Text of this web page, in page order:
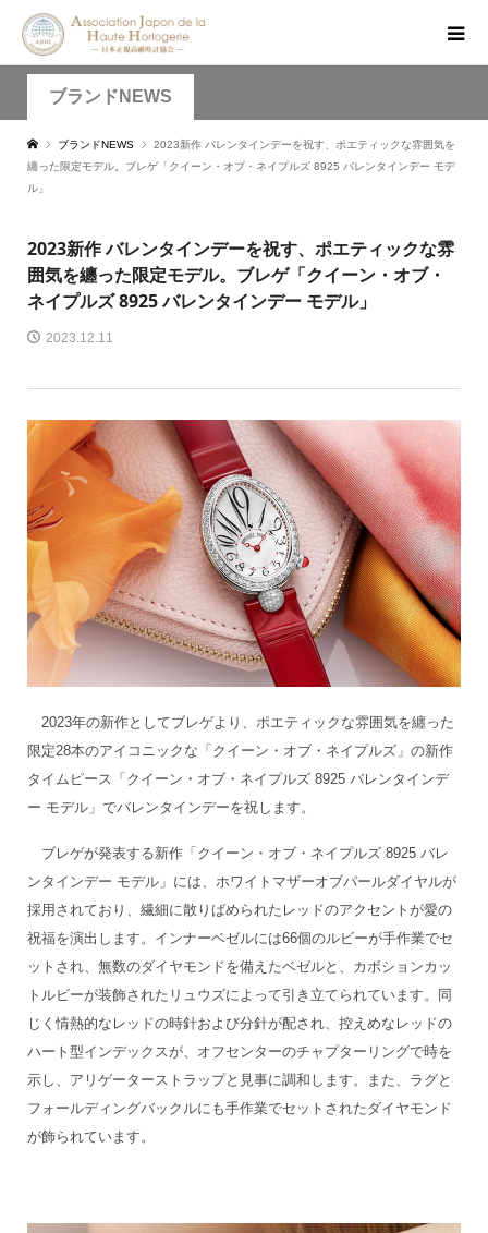
ブランドNEWS
ブランドNEWS
2023新作 バレンタインデーを祝す、ポエティックな雰囲気を
纏った限定モデル。ブレゲ「クイーン・オブ・ネイプルズ 8925 バレンタインデー モデ
ル」
2023新作 バレンタインデーを祝す、ポエティックな雰
囲気を纏った限定モデル。ブレゲ「クイーン・オブ・
ネイプルズ 8925 バレンタインデー モデル」
2023.12.11
2023年の新作としてブレゲより、ポエティックな雰囲気を纏った
限定28本のアイコニックな「クイーン・オブ・ネイプルズ」の新作
タイムピース「クイーン・オブ・ネイプルズ 8925 バレンタインデ
ー モデル」でバレンタインデーを祝します。
ブレゲが発表する新作「クイーン・オブ・ネイプルズ 8925 バレ
ンタインデー モデル」には、ホワイトマザーオブパールダイヤルが
採用されており、繊細に散りばめられたレッドのアクセントが愛の
祝福を演出します。インナーベゼルには66個のルビーが手作業でセ
ットされ、無数のダイヤモンドを備えたベゼルと、カボションカッ
トルビーが装飾されたリュウズによって引き立てられています。同
じく情熱的なレッドの時針および分針が配され、控えめなレッドの
ハート型インデックスが、オフセンターのチャプターリングで時を
示し、アリゲーターストラップと見事に調和します。また、ラグと
フォールディングバックルにも手作業でセットされたダイヤモンド
が飾られています。